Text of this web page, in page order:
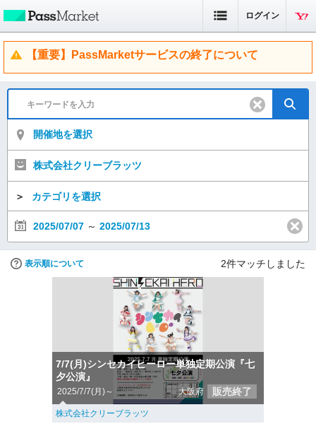
ログイン
【重要】PassMarketサービスの終了について
開催地を選択
株式会社クリーブラッツ
＞ カテゴリを選択
2025/07/07 ～ 2025/07/13
表示順について 2件マッチしました
7/7(月)シンセカイヒーロー単独定期公演『七
夕公演』
2025/7/7(月)～ 大阪府 販売終了
株式会社クリーブラッツ